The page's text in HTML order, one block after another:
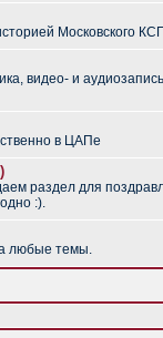
Московского
видео- и
в ЦАПе
раздел для
:).
любые темы.